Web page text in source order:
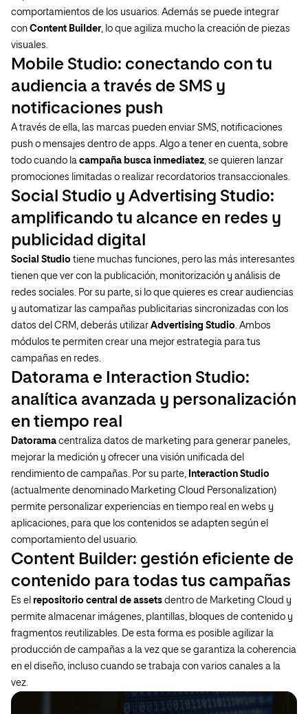
comportamientos de los usuarios. Además se puede integrar
con Content Builder, lo que agiliza mucho la creación de piezas
visuales.
Mobile Studio: conectando con tu
audiencia a través de SMS y
notificaciones push
A través de ella, las marcas pueden enviar SMS, notificaciones
push o mensajes dentro de apps. Algo a tener en cuenta, sobre
todo cuando la campaña busca inmediatez, se quieren lanzar
promociones limitadas o realizar recordatorios transaccionales.
Social Studio y Advertising Studio:
amplificando tu alcance en redes y
publicidad digital
Social Studio tiene muchas funciones, pero las más interesantes
tienen que ver con la publicación, monitorización y análisis de
redes sociales. Por su parte, si lo que quieres es crear audiencias
y automatizar las campañas publicitarias sincronizadas con los
datos del CRM, deberás utilizar Advertising Studio. Ambos
módulos te permiten crear una mejor estrategia para tus
campañas en redes.
Datorama e Interaction Studio:
analítica avanzada y personalización
en tiempo real
Datorama centraliza datos de marketing para generar paneles,
mejorar la medición y ofrecer una visión unificada del
rendimiento de campañas. Por su parte, Interaction Studio
(actualmente denominado Marketing Cloud Personalization)
permite personalizar experiencias en tiempo real en webs y
aplicaciones, para que los contenidos se adapten según el
comportamiento del usuario.
Content Builder: gestión eficiente de
contenido para todas tus campañas
Es el repositorio central de assets dentro de Marketing Cloud y
permite almacenar imágenes, plantillas, bloques de contenido y
fragmentos reutilizables. De esta forma es posible agilizar la
producción de campañas a la vez que se garantiza la coherencia
en el diseño, incluso cuando se trabaja con varios canales a la
vez.